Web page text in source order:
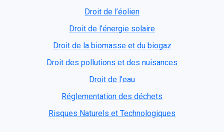
Droit de l’éolien
Droit de l’énergie solaire
Droit de la biomasse et du biogaz
Droit des pollutions et des nuisances
Droit de l’eau
Réglementation des déchets
Risques Naturels et Technologiques